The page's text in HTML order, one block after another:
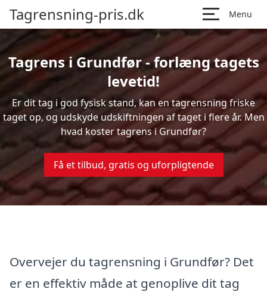
Tagrensning-pris.dk Menu
Tagrens i Grundfør - forlæng tagets
levetid!
Er dit tag i god fysisk stand, kan en tagrensning friske
taget op, og udskyde udskiftningen af taget i flere år. Men
hvad koster tagrens i Grundfør?
Få et tilbud, gratis og uforpligtende
Overvejer du tagrensning i Grundfør? Det
er en effektiv måde at genoplive dit tag